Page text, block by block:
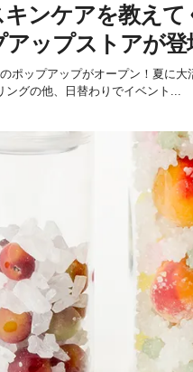
ンケアを教えて
ップストアが登
ポップアップがオープン！夏に大
グの他、日替わりでイベント...